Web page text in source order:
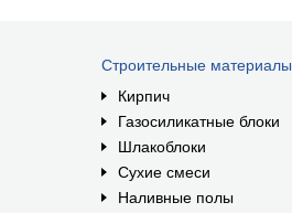
Строительные материалы
Кирпич
Газосиликатные блоки
Шлакоблоки
Сухие смеси
Наливные полы